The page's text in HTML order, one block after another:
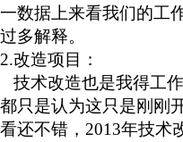
一数据上来看我们的工
过多解释。
2.改造项目：
技术改造也是我得工
都只是认为这只是刚刚
看还不错， 2013年技术